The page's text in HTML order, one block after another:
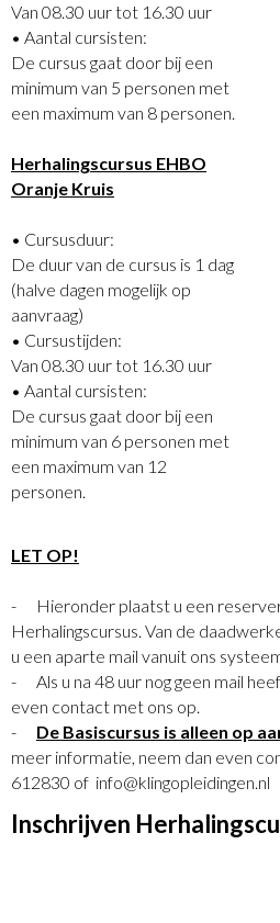
Van 08.30 uur tot 16.30 uur
• Aantal cursisten:
De cursus gaat door bij een
minimum van 5 personen met
een maximum van 8 personen.
Herhalingscursus EHBO
Oranje Kruis
• Cursusduur:
De duur van de cursus is 1 dag
(halve dagen mogelijk op
aanvraag)
• Cursustijden:
Van 08.30 uur tot 16.30 uur
• Aantal cursisten:
De cursus gaat door bij een
minimum van 6 personen met
een maximum van 12
personen.
LET OP!
- Hieronder plaatst u een
Herhalingscursus. Van de
u een aparte mail vanuit ons
- Als u na 48 uur nog geen mail
even contact met ons op.
- De Basiscursus is alleen op
meer informatie, neem dan even
612830 of info@klingopleidingen.nl
Inschrijven